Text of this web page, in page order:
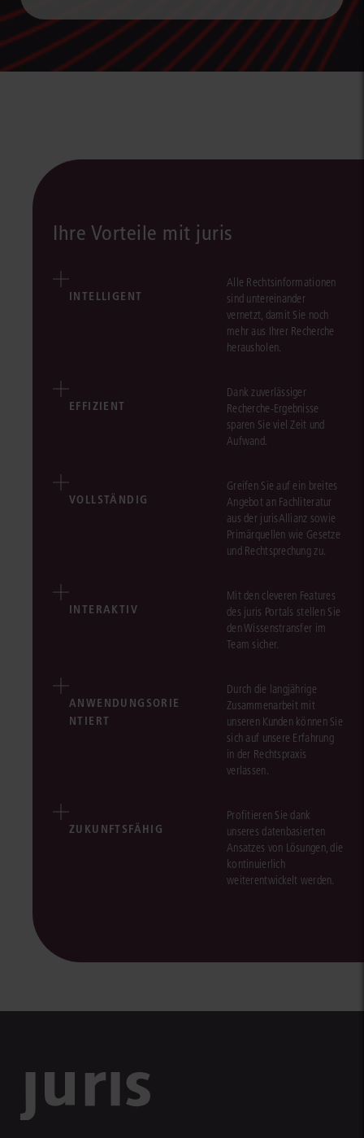
Ihre Vorteile mit juris
INTELLIGENT
Alle Rechtsinformationen
sind untereinander
vernetzt, damit Sie noch
mehr aus Ihrer Recherche
herausholen.
EFFIZIENT
Dank zuverlässiger
Recherche-Ergebnisse
sparen Sie viel Zeit und
Aufwand.
VOLLSTÄNDIG
Greifen Sie auf ein breites
Angebot an Fachliteratur
aus der jurisAllianz sowie
Primärquellen wie Gesetze
und Rechtsprechung zu.
INTERAKTIV
Mit den cleveren Features
des juris Portals stellen Sie
den Wissenstransfer im
Team sicher.
ANWENDUNGSORIE
NTIERT
Durch die langjährige
Zusammenarbeit mit
unseren Kunden können Sie
sich auf unsere Erfahrung
in der Rechtspraxis
verlassen.
ZUKUNFTSFÄHIG
Profitieren Sie dank
unseres datenbasierten
Ansatzes von Lösungen, die
kontinuierlich
weiterentwickelt werden.